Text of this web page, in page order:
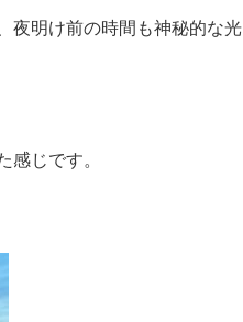
夜明け前の時間も神秘的な光
感じです。